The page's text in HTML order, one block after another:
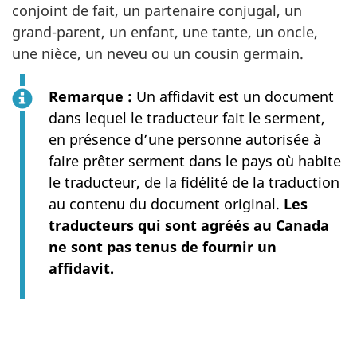
conjoint de fait, un partenaire conjugal, un
grand-parent, un enfant, une tante, un oncle,
une nièce, un neveu ou un cousin germain.
Remarque : Un affidavit est un document
dans lequel le traducteur fait le serment,
en présence d’une personne autorisée à
faire prêter serment dans le pays où habite
le traducteur, de la fidélité de la traduction
au contenu du document original. Les
traducteurs qui sont agréés au Canada
ne sont pas tenus de fournir un
affidavit.